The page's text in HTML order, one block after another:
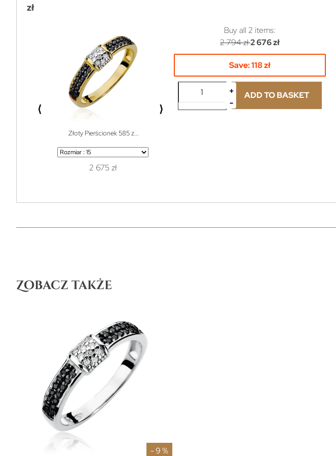
zł
⟨
Złoty Pierścionek 585 z...
2 675 zł
⟩
Buy all 2 items:
2 794 zł2 676 zł
Save:118 zł
ADD TO BASKET
Zobacz także
- 9 %